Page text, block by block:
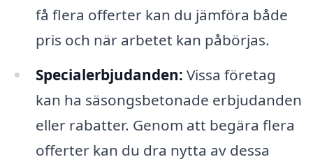
få flera offerter kan du jämföra både
pris och när arbetet kan påbörjas.
Specialerbjudanden: Vissa företag
kan ha säsongsbetonade erbjudanden
eller rabatter. Genom att begära flera
offerter kan du dra nytta av dessa